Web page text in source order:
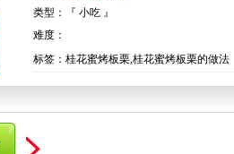
类型：『 小吃 』
难度：
标签：桂花蜜烤板栗,桂花蜜烤板栗的做法